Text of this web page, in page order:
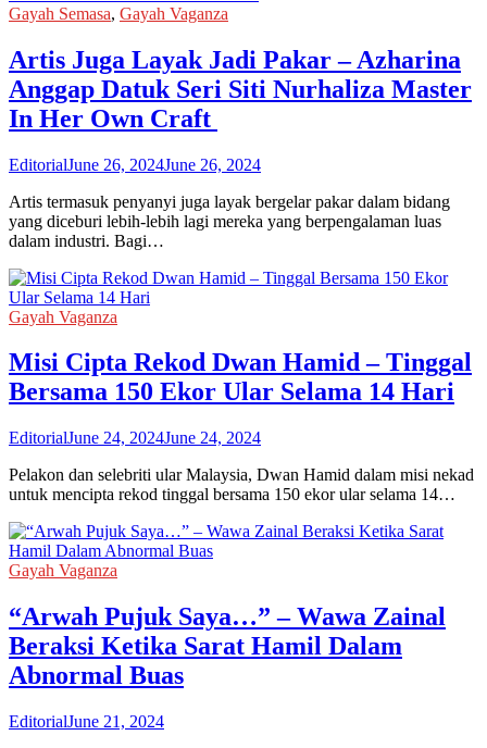
Gayah Semasa, Gayah Vaganza
Artis Juga Layak Jadi Pakar – Azharina
Anggap Datuk Seri Siti Nurhaliza Master
In Her Own Craft
EditorialJune 26, 2024June 26, 2024
Artis termasuk penyanyi juga layak bergelar pakar dalam bidang
yang diceburi lebih-lebih lagi mereka yang berpengalaman luas
dalam industri. Bagi…
Gayah Vaganza
Misi Cipta Rekod Dwan Hamid – Tinggal
Bersama 150 Ekor Ular Selama 14 Hari
EditorialJune 24, 2024June 24, 2024
Pelakon dan selebriti ular Malaysia, Dwan Hamid dalam misi nekad
untuk mencipta rekod tinggal bersama 150 ekor ular selama 14…
Gayah Vaganza
“Arwah Pujuk Saya…” – Wawa Zainal
Beraksi Ketika Sarat Hamil Dalam
Abnormal Buas
EditorialJune 21, 2024